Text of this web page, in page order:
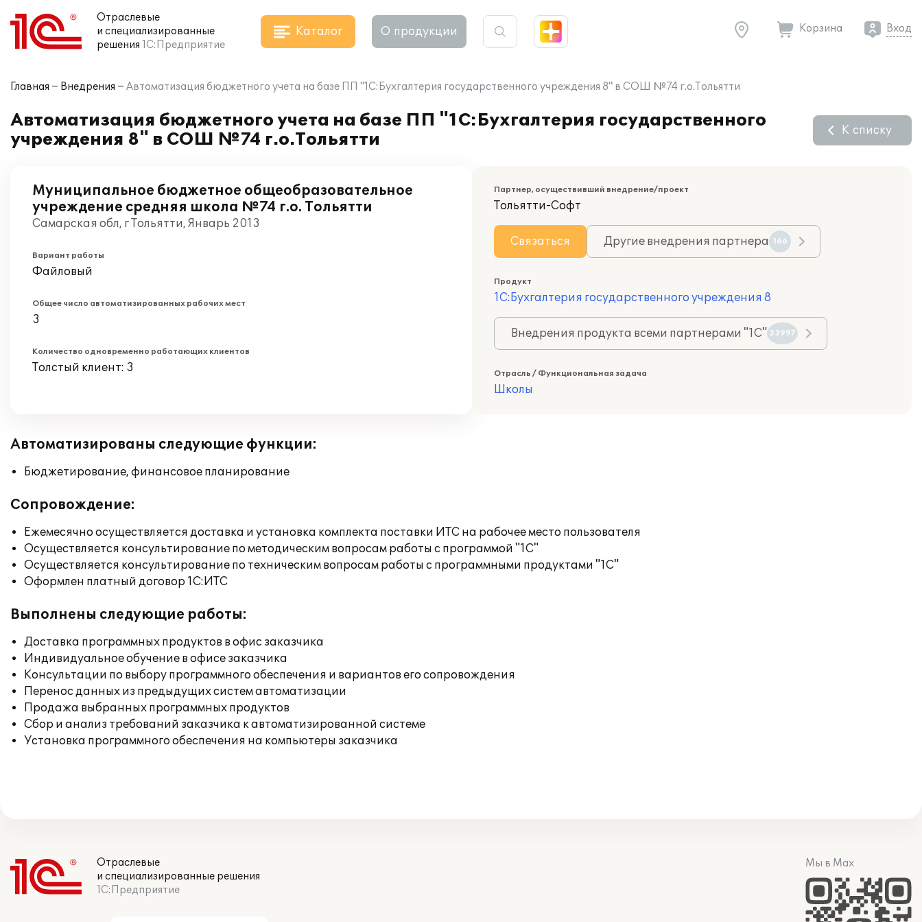
Отраслевые
и специализированные
решения 1С:Предприятие
Каталог О продукции Корзина Вход
Главная Внедрения Автоматизация бюджетного учета на базе ПП "1С:Бухгалтерия государственного учреждения 8" в СОШ №74 г.о.Тольятти
Автоматизация бюджетного учета на базе ПП "1С:Бухгалтерия государственного
учреждения 8" в СОШ №74 г.о.Тольятти
К списку
Муниципальное бюджетное общеобразовательное
учреждение средняя школа №74 г.о. Тольятти
Самарская обл, г Тольятти, Январь 2013
Вариант работы
Файловый
Общее число автоматизированных рабочих мест
3
Количество одновременно работающих клиентов
Толстый клиент: 3
Партнер, осуществивший внедрение/проект
Тольятти-Софт
Связаться Другие внедрения партнера 166
Продукт
1С:Бухгалтерия государственного учреждения 8
Внедрения продукта всеми партнерами "1С" 33997
Отрасль / Функциональная задача
Школы
Автоматизированы следующие функции:
Бюджетирование, финансовое планирование
Сопровождение:
Ежемесячно осуществляется доставка и установка комплекта поставки ИТС на рабочее место пользователя
Осуществляется консультирование по методическим вопросам работы с программой "1С"
Осуществляется консультирование по техническим вопросам работы с программными продуктами "1С"
Оформлен платный договор 1С:ИТС
Выполнены следующие работы:
Доставка программных продуктов в офис заказчика
Индивидуальное обучение в офисе заказчика
Консультации по выбору программного обеспечения и вариантов его сопровождения
Перенос данных из предыдущих систем автоматизации
Продажа выбранных программных продуктов
Сбор и анализ требований заказчика к автоматизированной системе
Установка программного обеспечения на компьютеры заказчика
Отраслевые
и специализированные решения
1С:Предприятие
Мы в Max